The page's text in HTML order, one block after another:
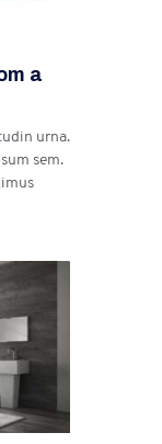
a
urna.
sem.